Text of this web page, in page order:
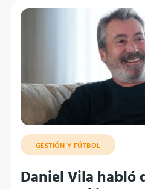
GESTIÓN Y FÚTBOL
Daniel Vila habló